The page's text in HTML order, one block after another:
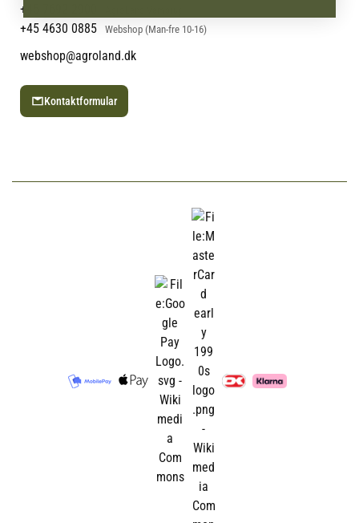
+45 7692 2900
+45 4630 0885 Webshop (Man-fre 10-16)
webshop@agroland.dk
Kontaktformular